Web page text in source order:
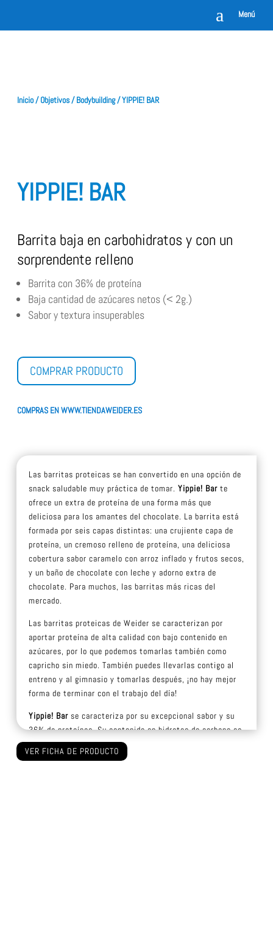
a Menú
Inicio/Objetivos/Bodybuilding/ YIPPIE! BAR
YIPPIE! BAR
Barrita baja en carbohidratos y con un
sorprendente relleno
Barrita con 36% de proteína
Baja cantidad de azúcares netos (< 2g.)
Sabor y textura insuperables
COMPRAR PRODUCTO
COMPRAS EN WWW.TIENDAWEIDER.ES
Las barritas proteicas se han convertido en una opción de
snack saludable muy práctica de tomar. Yippie! Barte
ofrece un extra de proteína de una forma más que
deliciosa para los amantes del chocolate. La barrita está
formada por seis capas distintas: una crujiente capa de
proteína, un cremoso relleno de proteína, una deliciosa
cobertura sabor caramelo con arroz inflado y frutos secos,
y un baño de chocolate con leche y adorno extra de
chocolate. Para muchos, las barritas más ricas del
mercado.
Las barritas proteicas de Weider se caracterizan por
aportar proteína de alta calidad con bajo contenido en
azúcares, por lo que podemos tomarlas también como
capricho sin miedo. También puedes llevarlas contigo al
entreno y al gimnasio y tomarlas después, ¡no hay mejor
forma de terminar con el trabajo del día!
Yippie! Barse caracteriza por su excepcional sabor y su
36% de proteínas. Su contenido en hidratos de carbono es
inferior al de otras barritas similares, pero lo más
importante es que el contenido neto de azúcares es
VER FICHA DE PRODUCTO